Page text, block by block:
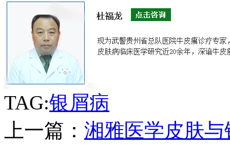
TAG:银屑病
上一篇： 湘雅医学皮肤与